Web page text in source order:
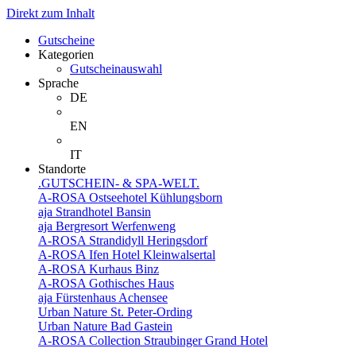
Direkt zum Inhalt
Gutscheine
Kategorien
Gutscheinauswahl
Sprache
DE
EN
IT
Standorte
.GUTSCHEIN- & SPA-WELT.
A-ROSA Ostseehotel Kühlungsborn
aja Strandhotel Bansin
aja Bergresort Werfenweng
A-ROSA Strandidyll Heringsdorf
A-ROSA Ifen Hotel Kleinwalsertal
A-ROSA Kurhaus Binz
A-ROSA Gothisches Haus
aja Fürstenhaus Achensee
Urban Nature St. Peter-Ording
Urban Nature Bad Gastein
A-ROSA Collection Straubinger Grand Hotel